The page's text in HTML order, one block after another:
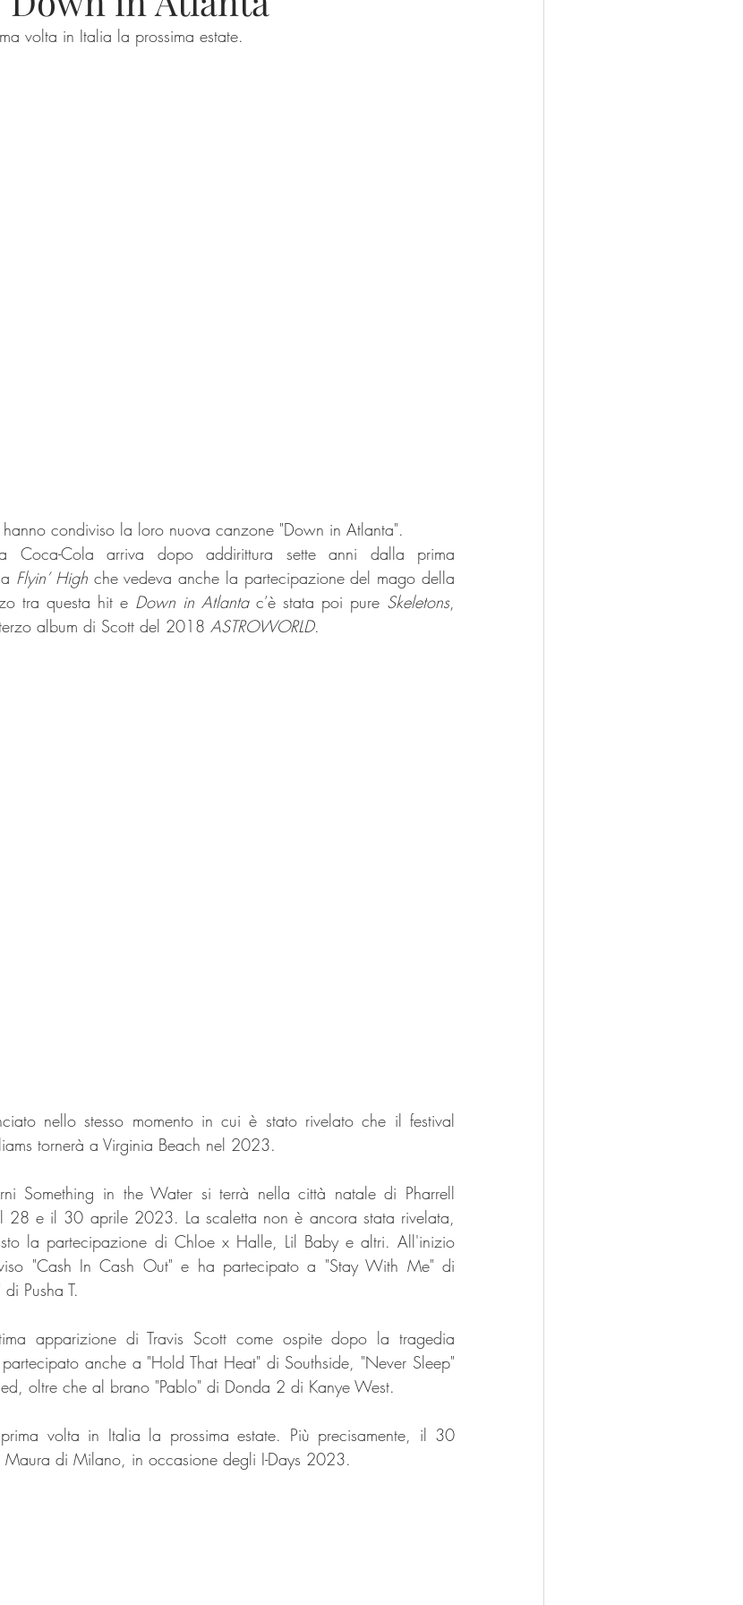
volta in Italia la prossima estate.
hanno condiviso la loro nuova canzone "Down in Atlanta".
Coca-Cola arriva dopo addirittura sette anni dalla prima
Flyin’ High che vedeva anche la partecipazione del mago della
tra questa hit e Down in Atlanta c’è stata poi pure Skeletons,
album di Scott del 2018 ASTROWORLD.
nello stesso momento in cui è stato rivelato che il festival
tornerà a Virginia Beach nel 2023.
Something in the Water si terrà nella città natale di Pharrell
28 e il 30 aprile 2023. La scaletta non è ancora stata rivelata,
la partecipazione di Chloe x Halle, Lil Baby e altri. All'inizio
"Cash In Cash Out" e ha partecipato a "Stay With Me" di
Pusha T.
apparizione di Travis Scott come ospite dopo la tragedia
anche a "Hold That Heat" di Southside, "Never Sleep"
oltre che al brano "Pablo" di Donda 2 di Kanye West.
volta in Italia la prossima estate. Più precisamente, il 30
Maura di Milano, in occasione degli I-Days 2023.